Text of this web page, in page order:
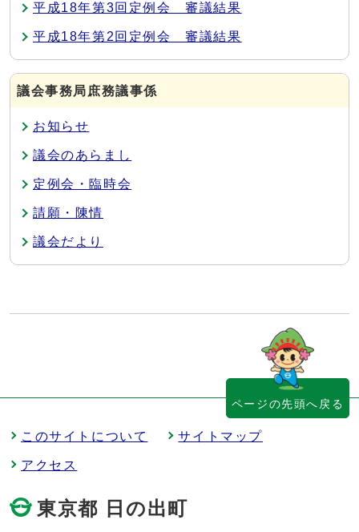
平成18年第3回定例会 審議結果
平成18年第2回定例会 審議結果
議会事務局庶務議事係
お知らせ
議会のあらまし
定例会・臨時会
請願・陳情
議会だより
このサイトについて サイトマップ
アクセス
東京都 日の出町
ページの先頭へ戻る